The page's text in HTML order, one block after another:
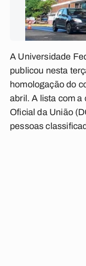
A Universidade
publicou nesta
homologação do
abril. A lista com
Oficial da União
pessoas